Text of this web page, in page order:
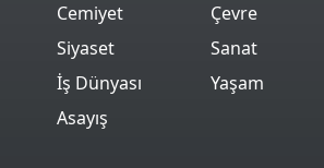
Cemiyet
Siyaset
İş Dünyası
Asayış
Çevre
Sanat
Yaşam